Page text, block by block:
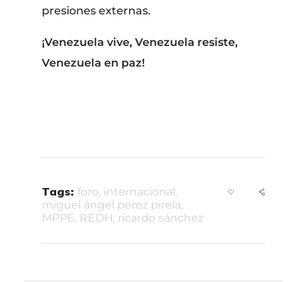
presiones externas.
¡Venezuela vive, Venezuela resiste,
Venezuela en paz!
Tags: foro internacional
miguel ángel perez pirela
MPPE REDH ricardo sánchez